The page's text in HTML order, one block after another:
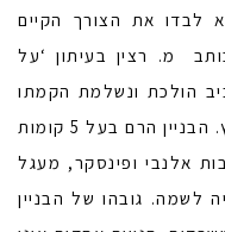
לבדו את הצורך הקיים
מ. רצין בעיתון ‘על
1948: “בתל אביב הולכת ונשלמת הקמתו
של בניין המשרדים הגדול ביותר בארץ. הבניין הרם בעל 5 קומות
אלנבי ופינסקר, מעגל
לשמה. גובהו של הבניין